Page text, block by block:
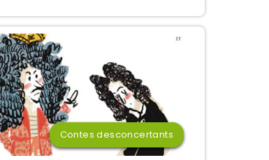
Contes desconcertants